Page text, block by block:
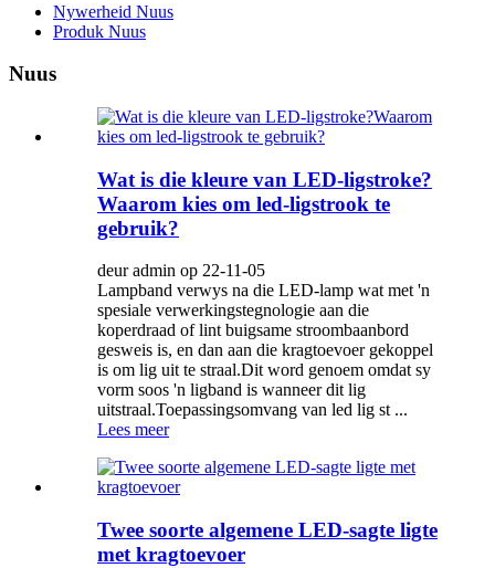
Nywerheid Nuus
Produk Nuus
Nuus
Wat is die kleure van LED-ligstroke?
Waarom kies om led-ligstrook te
gebruik?
deur admin op 22-11-05
Lampband verwys na die LED-lamp wat met 'n
spesiale verwerkingstegnologie aan die
koperdraad of lint buigsame stroombaanbord
gesweis is, en dan aan die kragtoevoer gekoppel
is om lig uit te straal.Dit word genoem omdat sy
vorm soos 'n ligband is wanneer dit lig
uitstraal.Toepassingsomvang van led lig st ...
Lees meer
Twee soorte algemene LED-sagte ligte
met kragtoevoer